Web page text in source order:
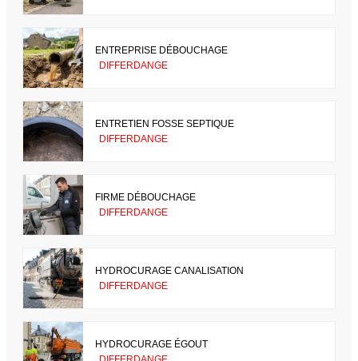
ENTREPRISE DÉBOUCHAGE
DIFFERDANGE
ENTRETIEN FOSSE SEPTIQUE
DIFFERDANGE
FIRME DÉBOUCHAGE
DIFFERDANGE
HYDROCURAGE CANALISATION
DIFFERDANGE
HYDROCURAGE ÉGOUT